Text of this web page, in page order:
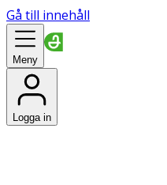
Gå till innehåll
Meny
Logga in